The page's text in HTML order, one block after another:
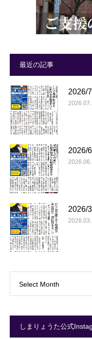
最近の記事
2026/
2026/
2026/
Select Month
しまりょうた公式